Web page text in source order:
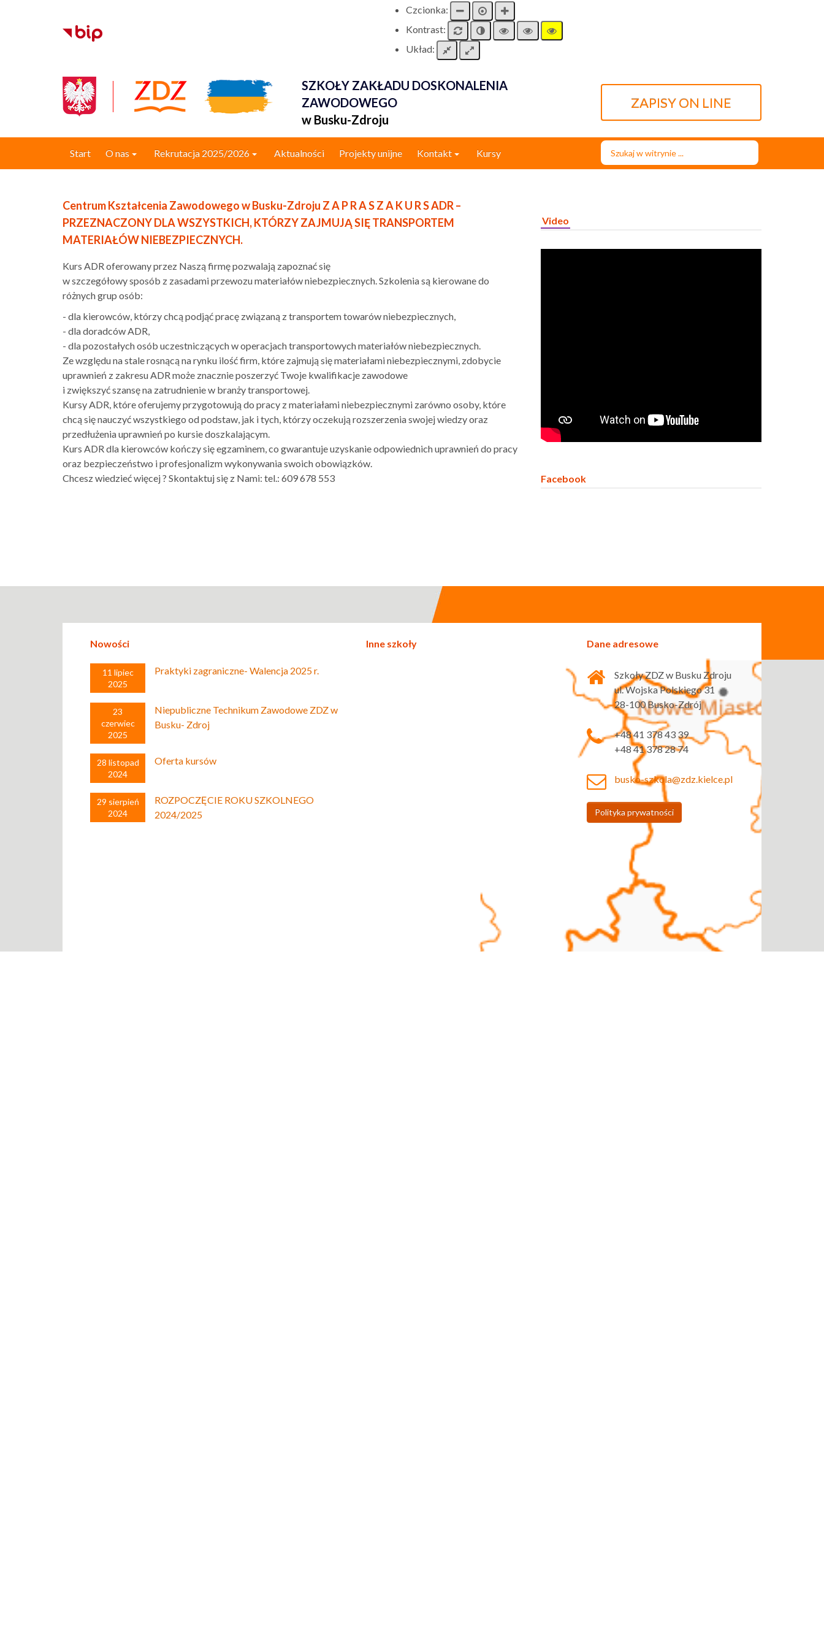
Czcionka:
Kontrast:
Układ:
SZKOŁY ZAKŁADU DOSKONALENIA
ZAWODOWEGO
w Busku-Zdroju
ZAPISY ON LINE
Start O nas Rekrutacja 2025/2026 Aktualności Projekty unijne Kontakt Kursy
Szukaj...
Centrum Kształcenia Zawodowego w Busku-Zdroju Z A P R A S Z A K U R S ADR –
PRZEZNACZONY DLA WSZYSTKICH, KTÓRZY ZAJMUJĄ SIĘ TRANSPORTEM
MATERIAŁÓW NIEBEZPIECZNYCH.
Kurs ADR oferowany przez Naszą firmę pozwalają zapoznać się
w szczegółowy sposób z zasadami przewozu materiałów niebezpiecznych. Szkolenia są kierowane do
różnych grup osób:
- dla kierowców, którzy chcą podjąć pracę związaną z transportem towarów niebezpiecznych,
- dla doradców ADR,
- dla pozostałych osób uczestniczących w operacjach transportowych materiałów niebezpiecznych.
Ze względu na stale rosnącą na rynku ilość firm, które zajmują się materiałami niebezpiecznymi, zdobycie
uprawnień z zakresu ADR może znacznie poszerzyć Twoje kwalifikacje zawodowe
i zwiększyć szansę na zatrudnienie w branży transportowej.
Kursy ADR, które oferujemy przygotowują do pracy z materiałami niebezpiecznymi zarówno osoby, które
chcą się nauczyć wszystkiego od podstaw, jak i tych, którzy oczekują rozszerzenia swojej wiedzy oraz
przedłużenia uprawnień po kursie doszkalającym.
Kurs ADR dla kierowców kończy się egzaminem, co gwarantuje uzyskanie odpowiednich uprawnień do pracy
oraz bezpieczeństwo i profesjonalizm wykonywania swoich obowiązków.
Chcesz wiedzieć więcej ? Skontaktuj się z Nami: tel.: 609 678 553
Video
Facebook
Nowości
11 lipiec
2025
Praktyki zagraniczne- Walencja 2025 r.
23
czerwiec
2025
Niepubliczne Technikum Zawodowe ZDZ w
Busku- Zdroj
28 listopad
2024
Oferta kursów
29 sierpień
2024
ROZPOCZĘCIE ROKU SZKOLNEGO
2024/2025
Inne szkoły Dane adresowe
Szkoły ZDZ w Busku Zdroju
ul. Wojska Polskiego 31
28-100 Busko-Zdrój
+48 41 378 43 39
+48 41 378 28 74
busko-szkola@zdz.kielce.pl
Polityka prywatności